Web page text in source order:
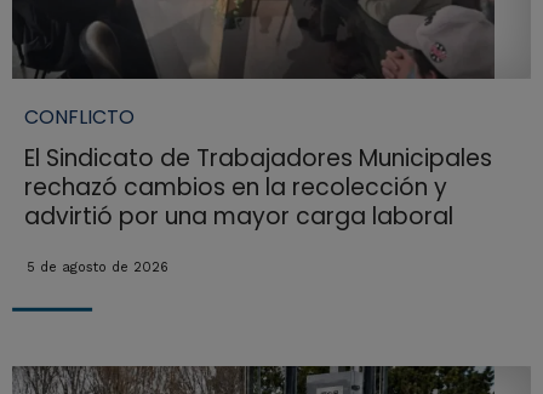
CONFLICTO
El Sindicato de Trabajadores Municipales
rechazó cambios en la recolección y
advirtió por una mayor carga laboral
5 de agosto de 2026